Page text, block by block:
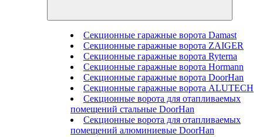
Секционные гаражные ворота Damast
Секционные гаражные ворота ZAIGER
Секционные гаражные ворота Ryterna
Секционные гаражные ворота Hormann
Секционные гаражные ворота DoorHan
Секционные гаражные ворота ALUTECH
Секционные ворота для отапливаемых
помещений стальные DoorHan
Секционные ворота для отапливаемых
помещений алюминиевые DoorHan